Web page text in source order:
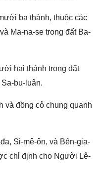
ba thành, thuộc các
Ma-na-se trong đất Ba-
hai thành trong đất
bu-luân.
và đồng cỏ chung quanh
Si-mê-ôn, và Bên-gia-
chỉ định cho Người Lê-